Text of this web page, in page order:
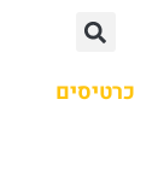
כרטיסים